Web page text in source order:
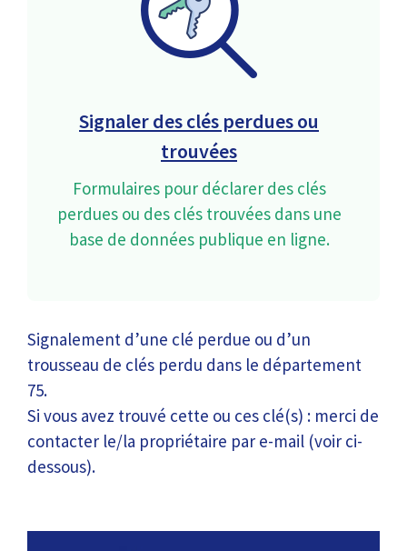
Signaler des clés perdues ou
trouvées
Formulaires pour déclarer des clés
perdues ou des clés trouvées dans une
base de données publique en ligne.
Signalement d’une clé perdue ou d’un
trousseau de clés perdu dans le département
75.
Si vous avez trouvé cette ou ces clé(s) : merci de
contacter le/la propriétaire par e-mail (voir ci-
dessous).